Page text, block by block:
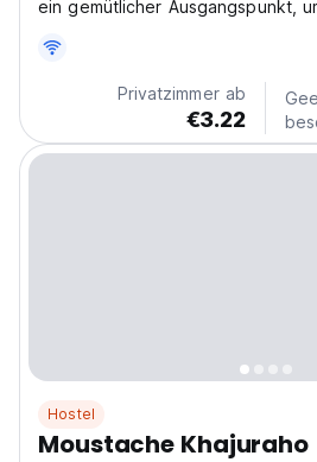
ein gemütlicher Ausgangspunkt,
die Kultur dieser historischen
(Auto-translated from original
Privatzimmer ab
€3.22
Hostel
Moustache Khajuraho